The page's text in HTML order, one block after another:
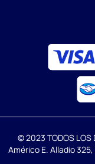
© 2023 TODOS LOS
Américo E. Alladio